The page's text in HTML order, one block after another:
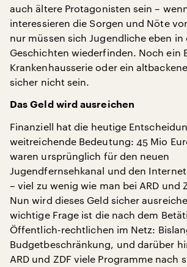
auch ältere Protagonisten sein –
interessieren die Sorgen und Nöte
nur müssen sich Jugendliche eben in
Geschichten wiederfinden. Noch ein
Krankenhausserie oder ein
sicher nicht sein.
Das Geld wird ausreichen
Finanziell hat die heutige
weitreichende Bedeutung: 45 Mio
waren ursprünglich für den neuen
Jugendfernsehkanal und den
– viel zu wenig wie man bei ARD und
Nun wird dieses Geld sicher
wichtige Frage ist die nach dem
Öffentlich-rechtlichen im Netz:
Budgetbeschränkung, und darüber
ARD und ZDF viele Programme nach